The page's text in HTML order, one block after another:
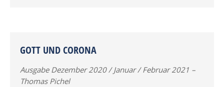
GOTT UND CORONA
Ausgabe Dezember 2020 / Januar / Februar 2021 –
Thomas Pichel